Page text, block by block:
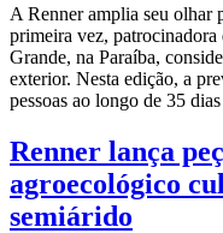
A Renner amplia seu olhar
primeira vez, patrocinadora
Grande, na Paraíba,
exterior. Nesta edição, a
pessoas ao longo de 35
Renner lança
agroecológico
semiárido